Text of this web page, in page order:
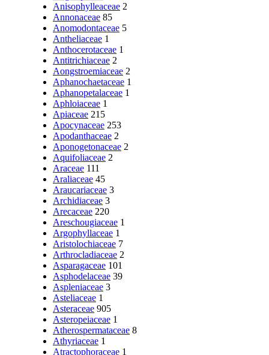
Anisophylleaceae 2
Annonaceae 85
Anomodontaceae 5
Antheliaceae 1
Anthocerotaceae 1
Antitrichiaceae 2
Aongstroemiaceae 2
Aphanochaetaceae 1
Aphanopetalaceae 1
Aphloiaceae 1
Apiaceae 215
Apocynaceae 253
Apodanthaceae 2
Aponogetonaceae 2
Aquifoliaceae 2
Araceae 111
Araliaceae 45
Araucariaceae 3
Archidiaceae 3
Arecaceae 220
Areschougiaceae 1
Argophyllaceae 1
Aristolochiaceae 7
Arthrocladiaceae 2
Asparagaceae 101
Asphodelaceae 39
Aspleniaceae 3
Asteliaceae 1
Asteraceae 905
Asteropeiaceae 1
Atherospermataceae 8
Athyriaceae 1
Atractophoraceae 1